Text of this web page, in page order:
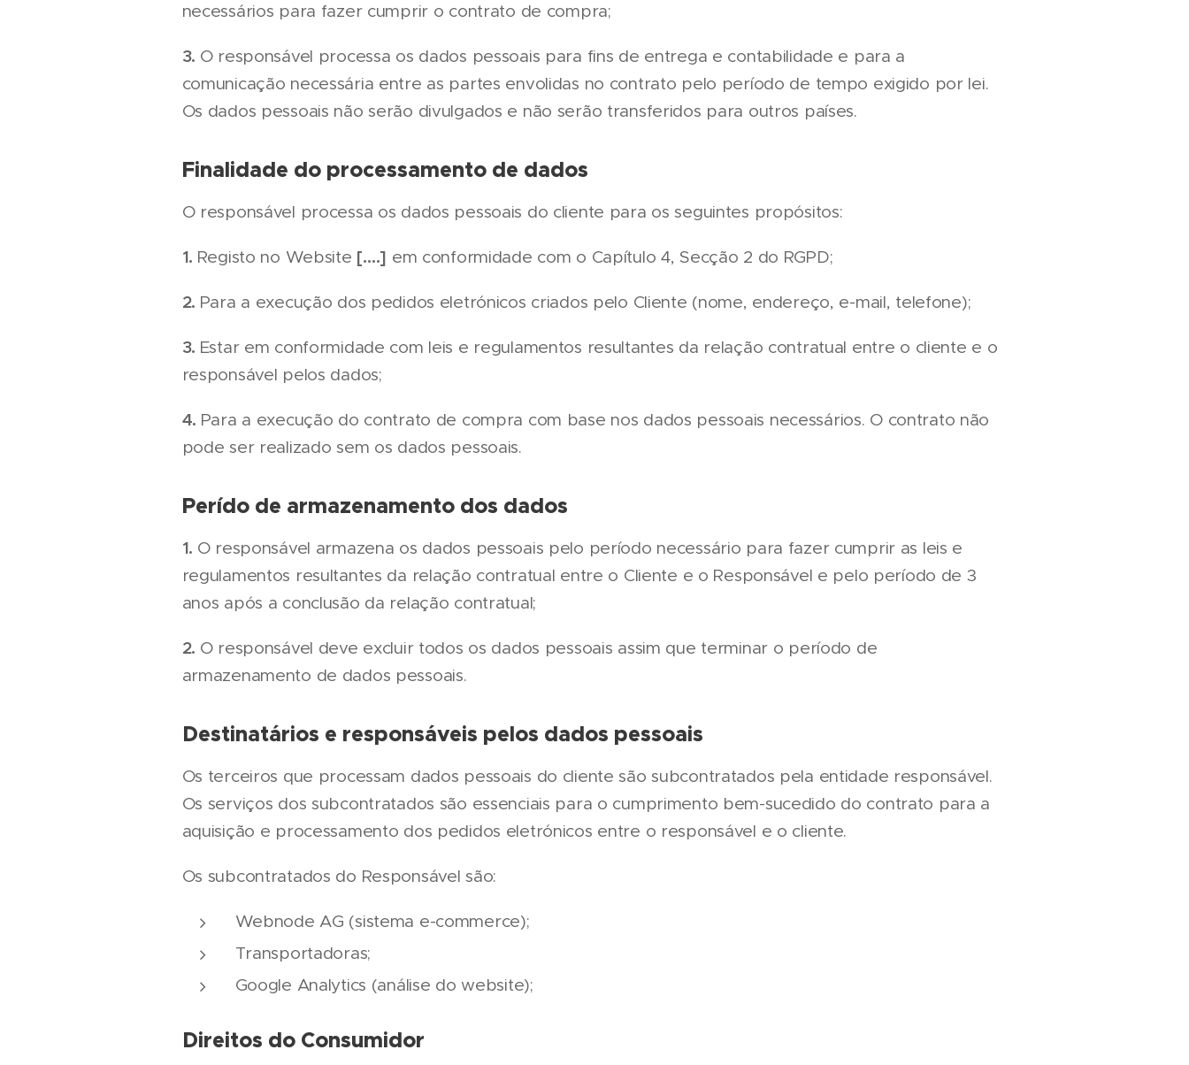
necessários para fazer cumprir o contrato de compra;
3. O responsável processa os dados pessoais para fins de entrega e contabilidade e para a
comunicação necessária entre as partes envolidas no contrato pelo período de tempo exigido por lei.
Os dados pessoais não serão divulgados e não serão transferidos para outros países.
Finalidade do processamento de dados
O responsável processa os dados pessoais do cliente para os seguintes propósitos:
1. Registo no Website [….] em conformidade com o Capítulo 4, Secção 2 do RGPD;
2. Para a execução dos pedidos eletrónicos criados pelo Cliente (nome, endereço, e-mail, telefone);
3. Estar em conformidade com leis e regulamentos resultantes da relação contratual entre o cliente e o
responsável pelos dados;
4. Para a execução do contrato de compra com base nos dados pessoais necessários. O contrato não
pode ser realizado sem os dados pessoais.
Perído de armazenamento dos dados
1. O responsável armazena os dados pessoais pelo período necessário para fazer cumprir as leis e
regulamentos resultantes da relação contratual entre o Cliente e o Responsável e pelo período de 3
anos após a conclusão da relação contratual;
2. O responsável deve excluir todos os dados pessoais assim que terminar o período de
armazenamento de dados pessoais.
Destinatários e responsáveis pelos dados pessoais
Os terceiros que processam dados pessoais do cliente são subcontratados pela entidade responsável.
Os serviços dos subcontratados são essenciais para o cumprimento bem-sucedido do contrato para a
aquisição e processamento dos pedidos eletrónicos entre o responsável e o cliente.
Os subcontratados do Responsável são:
Webnode AG (sistema e-commerce);
Transportadoras;
Google Analytics (análise do website);
Direitos do Consumidor